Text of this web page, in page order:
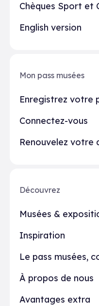
Chèques Sport et
English version
Découvrez
Musées &
Inspiration
Le pass musées,
À propos de nous
Avantages extra
Mon pass musées
Enregistrez votre
Connectez-vous
Renouvelez votre